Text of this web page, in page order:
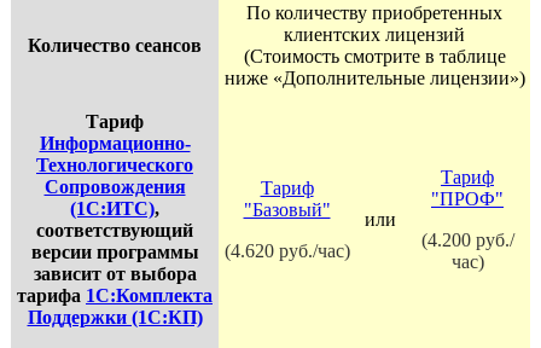
Количество сеансов
По количеству приобретенных
клиентских лицензий
(Стоимость смотрите в таблице
ниже «Дополнительные лицензии»)
Тариф
Информационно-
Технологического
Сопровождения
(1С:ИТС),
соответствующий
версии программы
зависит от выбора
тарифа 1С:Комплекта
Поддержки (1С:КП)
Тариф
"Базовый"
(4.620 руб./час)
или
Тариф
"ПРОФ"
(4.200 руб./
час)